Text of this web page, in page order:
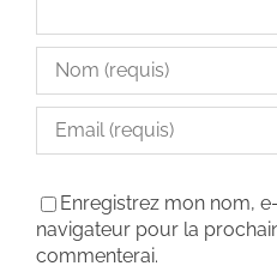
Enregistrez mon nom,
navigateur pour la
commenterai.